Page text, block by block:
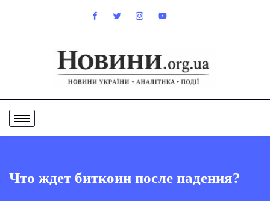
Что ждет биткоин после падения?